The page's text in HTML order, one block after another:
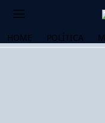
HOME POLÍTICA